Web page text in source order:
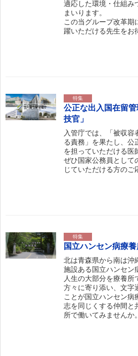
適応した環境・仕組み
まいります。
この当グループ改革期
躍いただける先生をお
特集
公正な出入国在留
技官」
入管庁では、「被収容
る責務」を果たし、公
を担っていただける医
ぜひ国家公務員として
じていただける方のご
特集
国立ハンセン病療
北は青森県から南は沖
施設ある国立ハンセン
人生の大部分を療養所
方々に寄り添い、文字
ことが国立ハンセン病
志を同じくする仲間と
所で働いてみませんか。